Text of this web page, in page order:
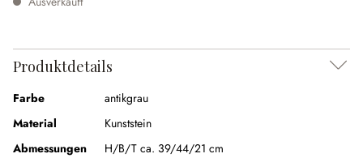
Produktdetails
Farbe
antikgrau
Material
Kunststein
Abmessungen
H/B/T ca. 39/44/21 cm